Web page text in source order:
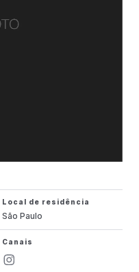
Local de residência
São Paulo
Canais